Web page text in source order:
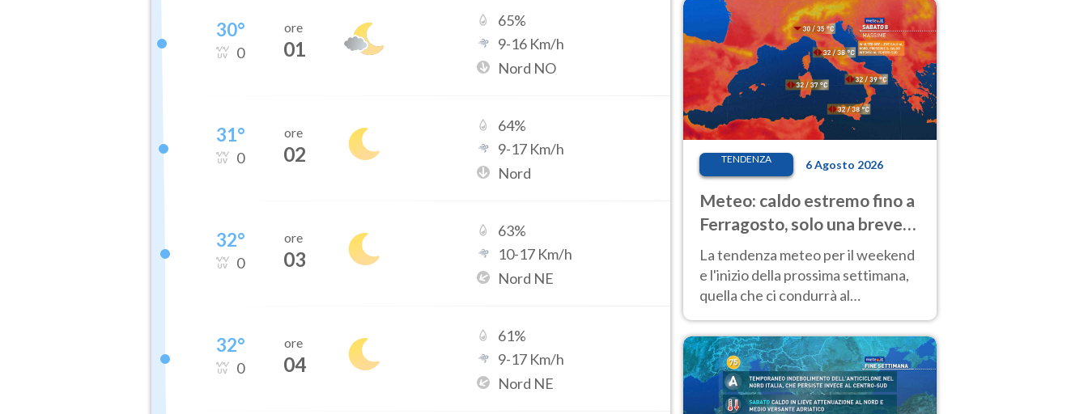
30°
0
ore
01
65%
9-16 Km/h
Nord NO
31°
0
ore
02
64%
9-17 Km/h
Nord
32°
0
ore
03
63%
10-17 Km/h
Nord NE
32°
0
ore
04
61%
9-17 Km/h
Nord NE
TENDENZA 6 Agosto 2026
Meteo: caldo estremo fino a
Ferragosto, solo una breve
pausa. Ecco dove
La tendenza meteo per il weekend
e l'inizio della prossima settimana,
quella che ci condurrà al
temperature molto elevate